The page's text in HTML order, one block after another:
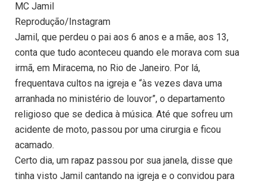
MC Jamil
Reprodução/Instagram
Jamil, que perdeu o pai aos 6 anos e a mãe, aos 13,
conta que tudo aconteceu quando ele morava com sua
irmã, em Miracema, no Rio de Janeiro. Por lá,
frequentava cultos na igreja e “às vezes dava uma
arranhada no ministério de louvor”, o departamento
religioso que se dedica à música. Até que sofreu um
acidente de moto, passou por uma cirurgia e ficou
acamado.
Certo dia, um rapaz passou por sua janela, disse que
tinha visto Jamil cantando na igreja e o convidou para